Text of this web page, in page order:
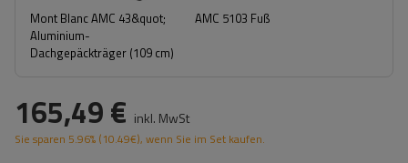
Mont Blanc AMC 43&quot;
Aluminium-
Dachgepäckträger (109 cm)
AMC 5103 Fuß
165,49 € inkl. MwSt
Sie sparen 5.96% (10.49€), wenn Sie im Set kaufen.